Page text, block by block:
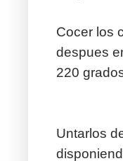
Cocer los
despues
220
Untarlos